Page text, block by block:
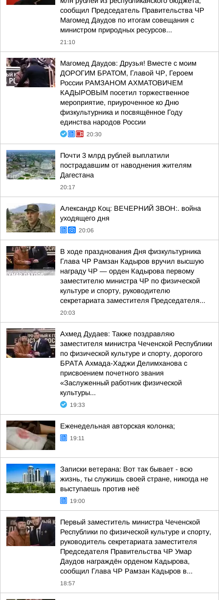
сообщил Председатель Правительства ЧР
Магомед Даудов по итогам совещания с
министром природных ресурсов...
21:10
Магомед Даудов: Друзья! Вместе с моим
ДОРОГИМ БРАТОМ, Главой ЧР, Героем
России РАМЗАНОМ АХМАТОВИЧЕМ
КАДЫРОВЫМ посетил торжественное
мероприятие, приуроченное ко Дню
физкультурника и посвящённое Году
единства народов России
20:30
Почти 3 млрд рублей выплатили
пострадавшим от наводнения жителям
Дагестана
20:17
Александр Коц: ВЕЧЕРНИЙ ЗВОН:. война
уходящего дня
20:06
В ходе празднования Дня физкультурника
Глава ЧР Рамзан Кадыров вручил высшую
награду ЧР — орден Кадырова первому
заместителю министра ЧР по физической
культуре и спорту, руководителю
секретариата заместителя Председателя...
20:03
Ахмед Дудаев: Также поздравляю
заместителя министра Чеченской Республики
по физической культуре и спорту, дорогого
БРАТА Ахмада-Хаджи Делимханова с
присвоением почетного звания
«Заслуженный работник физической
культуры...
19:33
Еженедельная авторская колонка;
19:11
Записки ветерана: Вот так бывает - всю
жизнь, ты служишь своей стране, никогда не
выступаешь против неё
19:00
Первый заместитель министра Чеченской
Республики по физической культуре и спорту,
руководитель секретариата заместителя
Председателя Правительства ЧР Умар
Даудов награждён орденом Кадырова,
сообщил Глава ЧР Рамзан Кадыров в...
18:57